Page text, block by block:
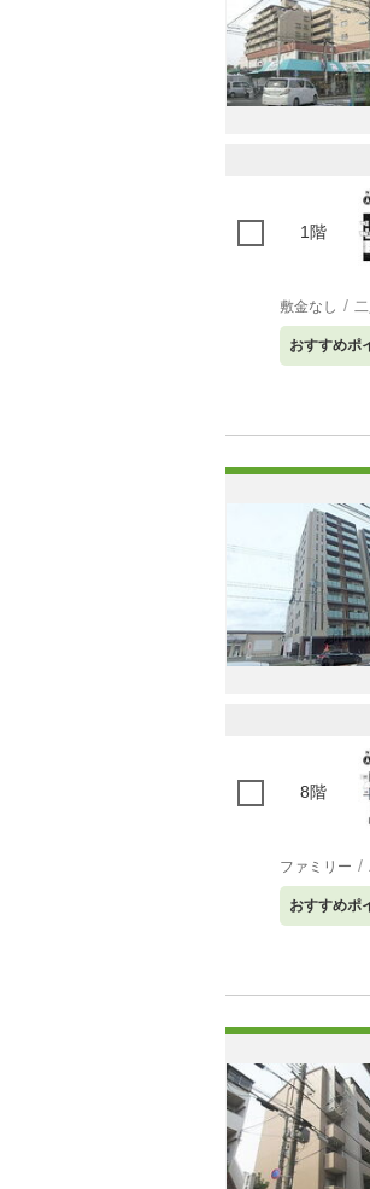
1階
敷金なし
おすすめポ
8階
ファミリー
おすすめポ